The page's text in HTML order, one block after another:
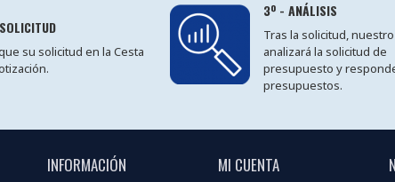
su solicitud en la Cesta
3º - ANÁLISIS
Tras la solicitud,
analizará la solicitud de
presupuesto y
presupuestos.
INFORMACIÓN MI CUENTA